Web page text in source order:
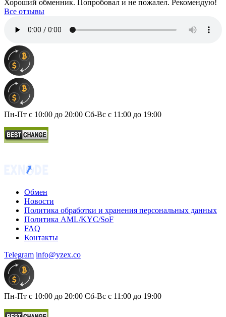
Хороший обменник. Попробовал и не пожалел. Рекомендую!
Все отзывы
Пн-Пт с 10:00 до 20:00 Сб-Вс с 11:00 до 19:00
Обмен
Новости
Политика обработки и хранения персональных данных
Политика AML/KYC/SoF
FAQ
Контакты
Telegram info@yzex.co
Пн-Пт с 10:00 до 20:00 Сб-Вс с 11:00 до 19:00